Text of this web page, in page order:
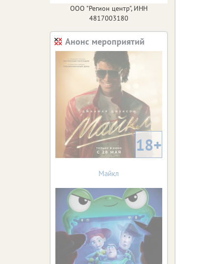
ООО "Регион центр", ИНН
4817003180
Анонс мероприятий
18+
Майкл